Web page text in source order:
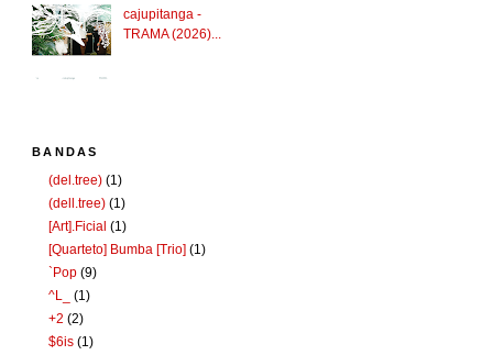
cajupitanga -
TRAMA (2026)...
BANDAS
(del.tree) (1)
(dell.tree) (1)
[Art].Ficial (1)
[Quarteto] Bumba [Trio] (1)
`Pop (9)
^L_
(1)
+2 (2)
$6is (1)